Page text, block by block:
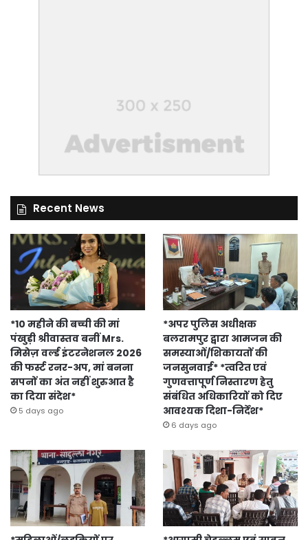
Recent News
*10 महीने की बच्ची की मां
पंखुड़ी श्रीवास्तव बनीं Mrs.
मिसेज़ वर्ल्ड इंटरनेशनल 2026
की फर्स्ट रनर-अप, मां बनना
सपनों का अंत नहीं शुरुआत है
का दिया संदेश*
5 days ago
*अपर पुलिस अधीक्षक
बलरामपुर द्वारा आमजन की
समस्याओं/शिकायतों की
जनसुनवाई* *त्वरित एवं
गुणवत्तापूर्ण निस्तारण हेतु
संबंधित अधिकारियों को दिए
आवश्यक दिशा-निर्देश*
6 days ago